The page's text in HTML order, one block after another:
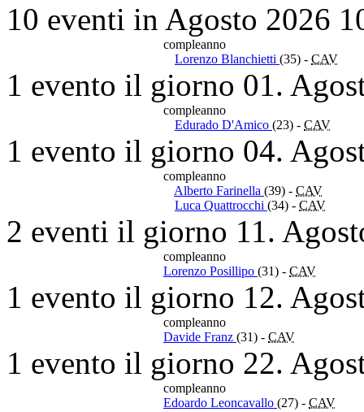
10 eventi in Agosto 2026
compleanno
Lorenzo Blanchietti (35) - CAV
1 evento il giorno 01.
compleanno
Edurado D'Amico (23) - CAV
1 evento il giorno 04.
compleanno
Alberto Farinella (39) - CAV
Luca Quattrocchi (34) - CAV
2 eventi il giorno 11.
compleanno
Lorenzo Posillipo (31) - CAV
1 evento il giorno 12.
compleanno
Davide Franz (31) - CAV
1 evento il giorno 22.
compleanno
Edoardo Leoncavallo (27) - CAV